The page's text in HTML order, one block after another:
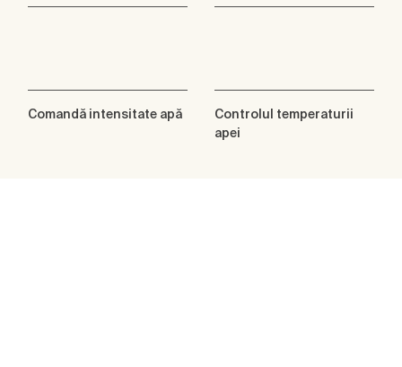
Comandă intensitate apă
Controlul temperaturii
apei